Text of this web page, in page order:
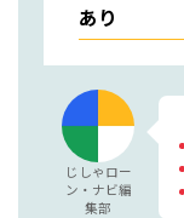
あり
じしゃロー
ン・ナビ編
集部